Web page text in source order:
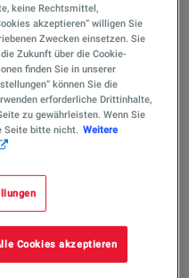
closed to
keine Rechtsmittel,
akzeptieren“ willigen Sie
Zwecken einsetzen. Sie
Zukunft über die Cookie-
finden Sie in unserer
können Sie die
erforderliche Drittinhalte,
zu gewährleisten. Wenn Sie
Seite bitte nicht. Weitere
Cookies akzeptieren